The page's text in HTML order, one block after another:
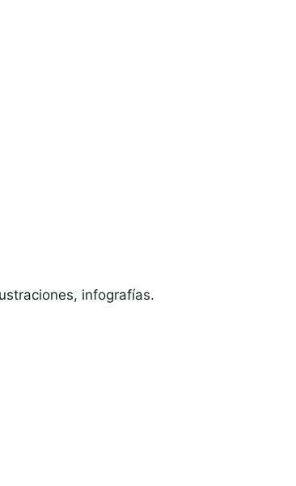
infografías.